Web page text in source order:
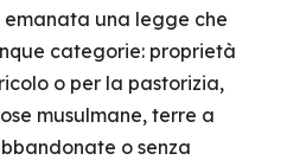
una legge che
categorie: proprietà
o per la pastorizia,
musulmane, terre a
o senza